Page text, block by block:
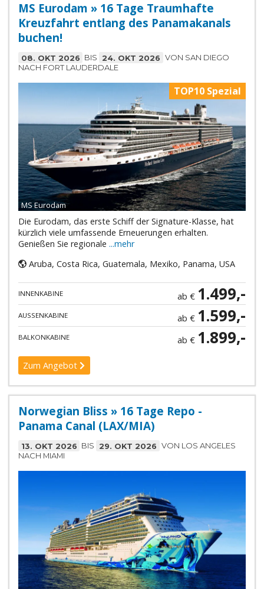
MS Eurodam » 16 Tage Traumhafte
Kreuzfahrt entlang des Panamakanals
buchen!
08. OKT 2026 BIS 24. OKT 2026 VON SAN DIEGO
NACH FORT LAUDERDALE
TOP10 Spezial
MS Eurodam
Die Eurodam, das erste Schiff der Signature-Klasse, hat
kürzlich viele umfassende Erneuerungen erhalten.
Genießen Sie regionale ...mehr
Aruba, Costa Rica, Guatemala, Mexiko, Panama, USA
INNENKABINE ab € 1.499,-
AUSSENKABINE ab € 1.599,-
BALKONKABINE ab € 1.899,-
Zum Angebot
Norwegian Bliss » 16 Tage Repo -
Panama Canal (LAX/MIA)
13. OKT 2026 BIS 29. OKT 2026 VON LOS ANGELES
NACH MIAMI